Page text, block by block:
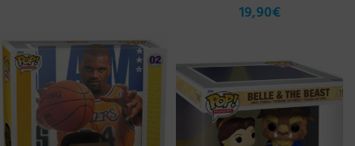
19,90€